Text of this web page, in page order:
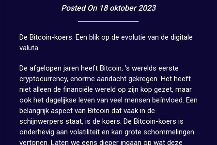
Posted On 18 oktober 2023
De Bitcoin-koers: Een blik op de evolutie van de digitale
valuta
De afgelopen jaren heeft Bitcoin, ’s werelds eerste
cryptocurrency, enorme aandacht gekregen. Het heeft
niet alleen de financiële wereld op zijn kop gezet, maar
ook het dagelijkse leven van veel mensen beïnvloed. Een
belangrijk aspect van Bitcoin dat vaak in de
schijnwerpers staat, is de koers. De Bitcoin-koers is
onderhevig aan volatiliteit en kan grote schommelingen
vertonen. Laten we eens dieper ingaan op wat deze